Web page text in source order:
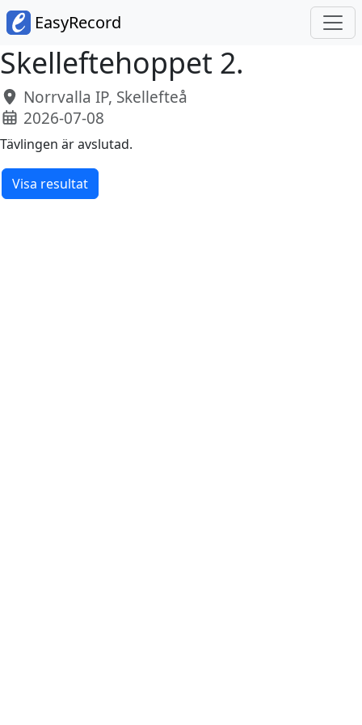
EasyRecord
Skelleftehoppet 2.
Norrvalla IP, Skellefteå
2026-07-08
Tävlingen är avslutad.
Visa resultat